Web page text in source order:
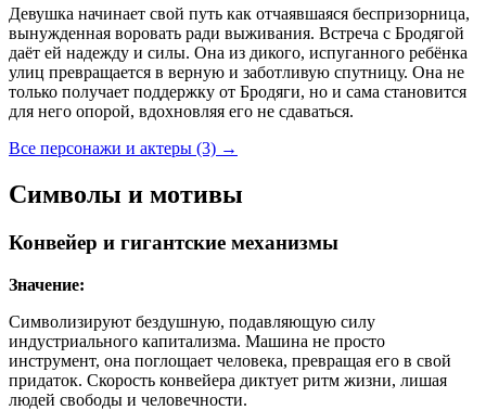
Девушка начинает свой путь как отчаявшаяся беспризорница,
вынужденная воровать ради выживания. Встреча с Бродягой
даёт ей надежду и силы. Она из дикого, испуганного ребёнка
улиц превращается в верную и заботливую спутницу. Она не
только получает поддержку от Бродяги, но и сама становится
для него опорой, вдохновляя его не сдаваться.
Все персонажи и актеры (3) →
Символы и мотивы
Конвейер и гигантские механизмы
Значение:
Символизируют бездушную, подавляющую силу
индустриального капитализма. Машина не просто
инструмент, она поглощает человека, превращая его в свой
придаток. Скорость конвейера диктует ритм жизни, лишая
людей свободы и человечности.